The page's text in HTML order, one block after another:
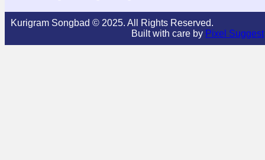
Kurigram Songbad © 2025. All Rights Reserved.
Built with care by Pixel Suggest